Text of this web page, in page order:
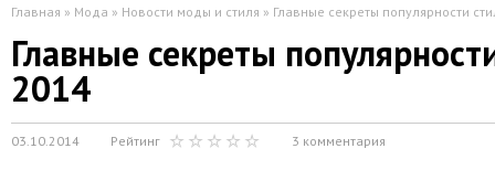
Главная » Мода » Новости моды и стиля » Главные секреты популярности
Главные секреты
2014
03.10.2014 Рейтинг 3 комментария